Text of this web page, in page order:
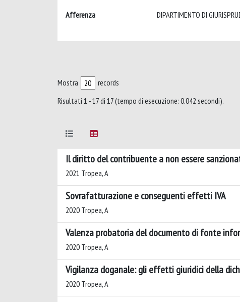
Afferenza DIPARTIMENTO DI
Mostra
records
Risultati 1 - 17 di 17 (tempo di esecuzione: 0.042 secondi).
Il diritto del contribuente a non essere
2021 Tropea, A
Sovrafatturazione e conseguenti effetti IVA
2020 Tropea, A
Valenza probatoria del documento di fonte
2020 Tropea, A
Vigilanza doganale: gli effetti giuridici della
2020 Tropea, A